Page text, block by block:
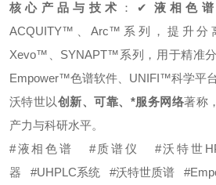
核心产品与技术
： ✔ 液相色谱
ACQUITY™、Arc™系列，提升分
Xevo™、SYNAPT™系列，用于精准分
Empower™色谱软件、UNIFI™科学平台
沃特世以创新、可靠、*服务网络著称
产力与科研水平。
#液相色谱 #质谱仪 #沃特世
器
#UHPLC系统 #沃特世质谱 #